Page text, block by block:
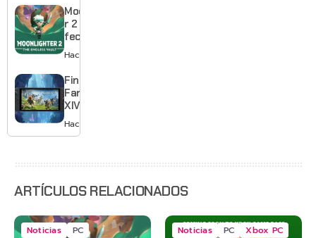
estreno
anticipado
en Netflix
Moonlighte
r 2 ya tiene
fecha y
puedes
quedarte
gratis con
el primero
Hace 2 días
Final
Fantasy
XIV llega a
Switch 2 y
te deja
Hace 3 días
ARTÍCULOS RELACIONADOS
Noticias
PC
Noticias PC
Xbox PC